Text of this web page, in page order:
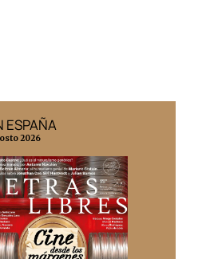
ESPAÑA
2026